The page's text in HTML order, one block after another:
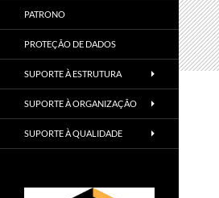
PATRONO
PROTEÇÃO DE DADOS
SUPORTE À ESTRUTURA
SUPORTE À ORGANIZAÇÃO
SUPORTE À QUALIDADE